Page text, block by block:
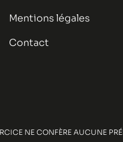
Mentions légales
Contact
NE CONFÈRE AUCUNE